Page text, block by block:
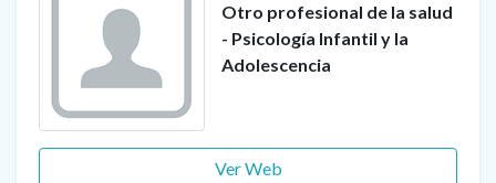
Otro profesional de la salud
- Psicología Infantil y la
Adolescencia
Ver Web